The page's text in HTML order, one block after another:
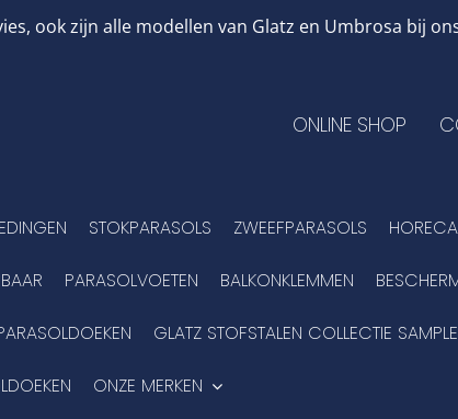
ook zijn alle modellen van Glatz en Umbrosa bij
ONLINE SHOP
STOKPARASOLS ZWEEFPARASOLS
PARASOLVOETEN BALKONKLEMMEN
GLATZ STOFSTALEN COLLECTIE
ONZE MERKEN